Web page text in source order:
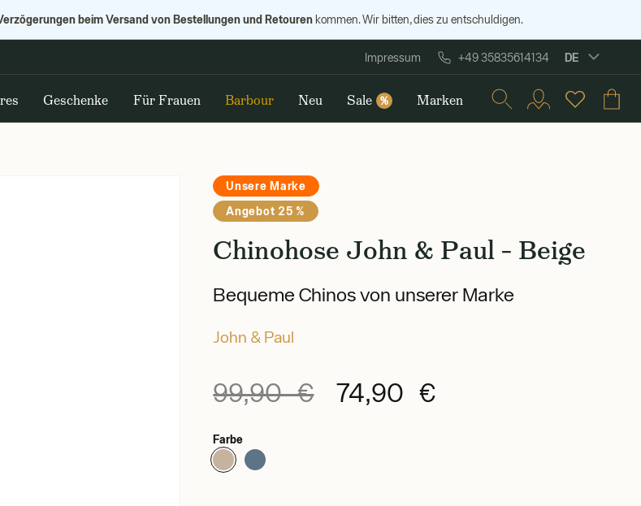
beim Versand von Bestellungen und Retourenkommen. Wir bitten, dies zu entschuldigen.
Impressum +49 35835614134 DE
Geschenke Für Frauen Barbour Neu Sale % Marken
Unsere Marke
Angebot 25 %
Chinohose John & Paul – Beige
Bequeme Chinos von unserer Marke
John & Paul
99,90 € 74,90 €
Farbe